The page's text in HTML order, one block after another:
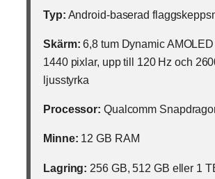
Typ: Android-baserad
Skärm: 6,8 tum Dynamic
1440 pixlar, upp till 120 Hz och
ljusstyrka
Processor: Qualcomm
Minne: 12 GB RAM
Lagring: 256 GB, 512 GB eller 1